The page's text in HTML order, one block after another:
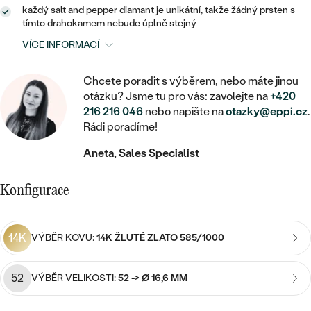
RUČNĚ RYTÉ
S VÝPLNÍ
SVATEBNÍ SETY
DLE CENY
CENOVĚ DOSTUPNÉ
LUXUSNÍ
ZAČÍT S LAB-GROWN DIAMANTEM
ZAČÍT S BAREVNÝM DIAMANTEM
DLE DRAHOKAMU
DIAMANT
LAB-GROWN DIAMANT
MOISSANIT
BAREVNÝ DIAMANT
ČERNÝ DIAMANT
SALT AND PEPPER DIAMANT
DĚTSKÉ ŠPERKY
DOPLŇKY
DLE MATERIÁLU
STŘÍBRO
PLATINA
DLE KAMENE
DĚTSKÉ
PIERCING
DLE KAMENE
S DIAMANTY
S DRAHOKAMY
S PERLAMI
DLE CENY
CENOVĚ DOSTUPNÉ
LUXUSNÍ
MEDAILONKY
VE TVARU SRDCE
SE ZVÍŘATY
S DIAMANTY
S DRAHOKAMY
S PERLAMI
STATEMENT
PERSONALIZOVANÉ
S PERLAMI
DLE CENY
každý salt and pepper diamant je unikátní, takže žádný prsten s
tímto drahokamem nebude úplně stejný
VÍCE INFORMACÍ
Chcete poradit s výběrem, nebo máte jinou
otázku? Jsme tu pro vás: zavolejte na+420
216 216 046 nebo napište naotazky@eppi.cz.
Rádi poradíme!
Aneta, Sales Specialist
Konfigurace
14K VÝBĚR KOVU:14K ŽLUTÉ ZLATO 585/1000
52 VÝBĚR VELIKOSTI:52 -> Ø 16,6 MM